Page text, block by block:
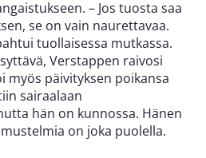
– Jos tuosta saa
se on vain naurettavaa.
tuollaisessa mutkassa.
Verstappen raivosi
myös päivityksen poikansa
sairaalaan
hän on kunnossa. Hänen
on joka puolella.